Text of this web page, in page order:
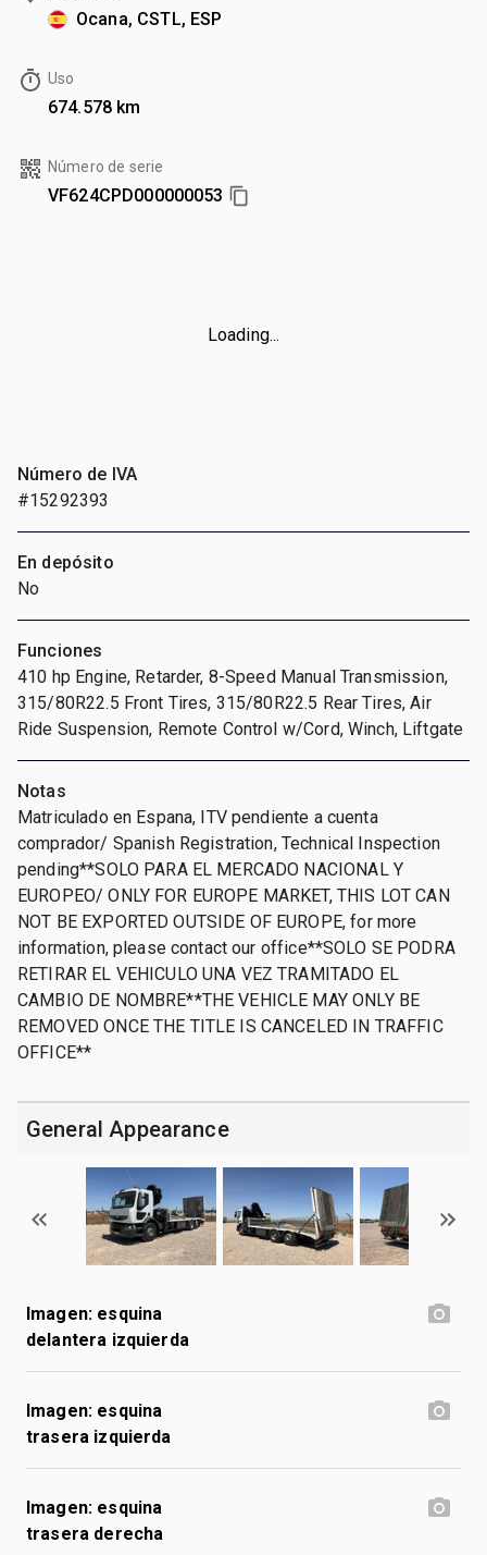
Ocana, CSTL, ESP
Uso
674.578 km
Número de serie
VF624CPD000000053
Loading...
Número de IVA
#15292393
En depósito
No
Funciones
410 hp Engine, Retarder, 8-Speed Manual Transmission,
315/80R22.5 Front Tires, 315/80R22.5 Rear Tires, Air
Ride Suspension, Remote Control w/Cord, Winch, Liftgate
Notas
Matriculado en Espana, ITV pendiente a cuenta
comprador/ Spanish Registration, Technical Inspection
pending**SOLO PARA EL MERCADO NACIONAL Y
EUROPEO/ ONLY FOR EUROPE MARKET, THIS LOT CAN
NOT BE EXPORTED OUTSIDE OF EUROPE, for more
information, please contact our office**SOLO SE PODRA
RETIRAR EL VEHICULO UNA VEZ TRAMITADO EL
CAMBIO DE NOMBRE**THE VEHICLE MAY ONLY BE
REMOVED ONCE THE TITLE IS CANCELED IN TRAFFIC
OFFICE**
General Appearance
Imagen: esquina
delantera izquierda
Imagen: esquina
trasera izquierda
Imagen: esquina
trasera derecha